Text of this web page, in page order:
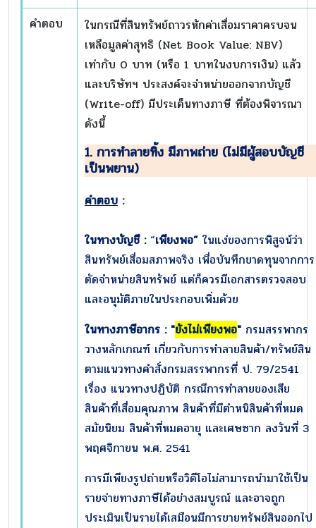
คำตอบ
ในกรณีที่สินทรัพย์ถาวรหักค่าเสื่อมราคาครบจน
เหลือมูลค่าสุทธิ (Net Book Value: NBV)
เท่ากับ 0 บาท (หรือ 1 บาทในงบการเงิน) แล้ว
และบริษัทฯ ประสงค์จะจำหน่ายออกจากบัญชี
(Write-off) มีประเด็นทางภาษี ที่ต้องพิจารณา
ดังนี้
1. การทำลายทิ้ง มีภาพถ่าย (ไม่มีผู้สอบบัญชี
เป็นพยาน)
คำตอบ :
ในทางบัญชี :“เพียงพอ” ในแง่ของการพิสูจน์ว่า
สินทรัพย์เสื่อมสภาพจริง เพื่อบันทึกขาดทุนจากการ
ตัดจำหน่ายสินทรัพย์ แต่ก็ควรมีเอกสารตรวจสอบ
และอนุมัติภายในประกอบเพิ่มด้วย
ในทางภาษีอากร : "ยังไม่เพียงพอ" กรมสรรพากร
วางหลักเกณฑ์ เกี่ยวกับการทำลายสินค้า/ทรัพย์สิน
ตามแนวทางคำสั่งกรมสรรพากรที่ ป. 79/2541
เรื่อง แนวทางปฏิบัติ กรณีการทำลายของเสีย
สินค้าที่เสื่อมคุณภาพ สินค้าที่มีตำหนิสินค้าที่หมด
สมัยนิยม สินค้าที่หมดอายุ และเศษซาก ลงวันที่ 3
พฤศจิกายน พ.ศ. 2541
การมีเพียงรูปถ่ายหรือวิดีโอไม่สามารถนำมาใช้เป็น
รายจ่ายทางภาษีได้อย่างสมบูรณ์ และอาจถูก
ประเมินเป็นรายได้เสมือนมีการขายทรัพย์สินออกไป